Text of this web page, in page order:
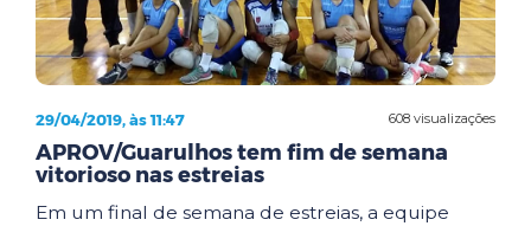
608 visualizações
29/04/2019, às 11:47
APROV/Guarulhos tem fim de semana
vitorioso nas estreias
Em um final de semana de estreias, a equipe